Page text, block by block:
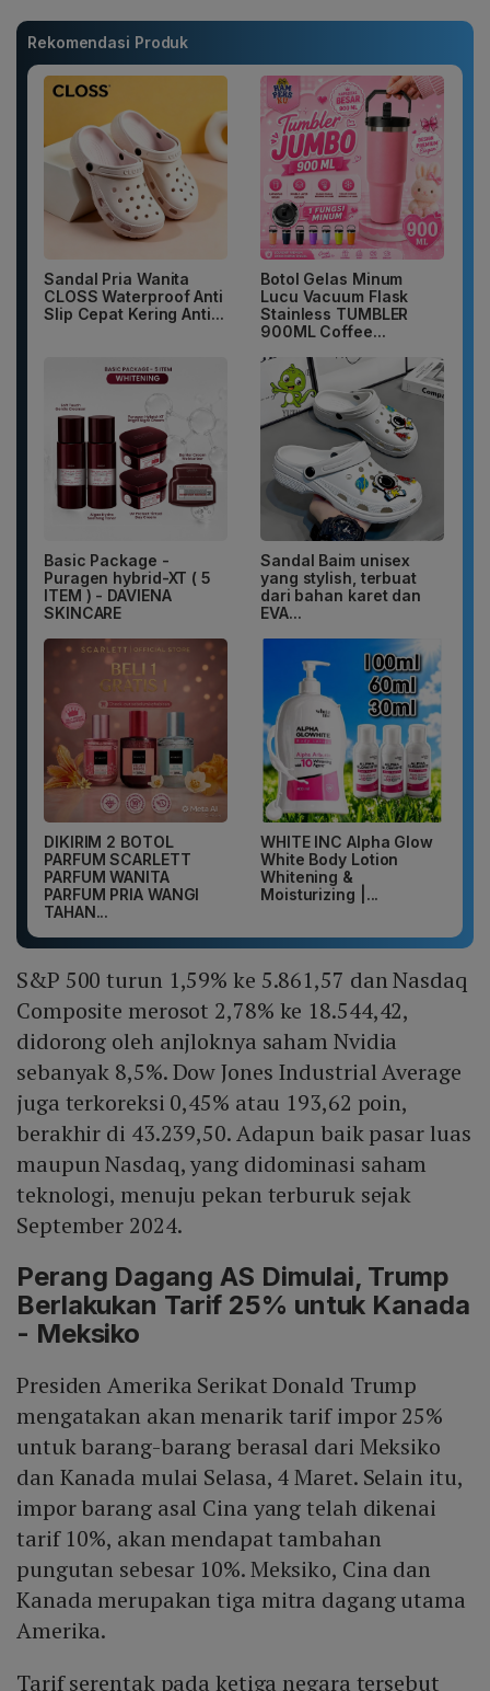
Rekomendasi Produk
Sandal Pria Wanita
CLOSS Waterproof Anti
Slip Cepat Kering Anti...
Botol Gelas Minum
Lucu Vacuum Flask
Stainless TUMBLER
900ML Coffee...
Basic Package -
Puragen hybrid-XT ( 5
ITEM ) - DAVIENA
SKINCARE
Sandal Baim unisex
yang stylish, terbuat
dari bahan karet dan
EVA...
DIKIRIM 2 BOTOL
PARFUM SCARLETT
PARFUM WANITA
PARFUM PRIA WANGI
TAHAN...
WHITE INC Alpha Glow
White Body Lotion
Whitening &
Moisturizing |...
S&P 500 turun 1,59% ke 5.861,57 dan Nasdaq
Composite merosot 2,78% ke 18.544,42,
didorong oleh anjloknya saham Nvidia
sebanyak 8,5%. Dow Jones Industrial Average
juga terkoreksi 0,45% atau 193,62 poin,
berakhir di 43.239,50. Adapun baik pasar luas
maupun Nasdaq, yang didominasi saham
teknologi, menuju pekan terburuk sejak
September 2024.
Perang Dagang AS Dimulai, Trump
Berlakukan Tarif 25% untuk Kanada
- Meksiko
Presiden Amerika Serikat Donald Trump
mengatakan akan menarik tarif impor 25%
untuk barang-barang berasal dari Meksiko
dan Kanada mulai Selasa, 4 Maret. Selain itu,
impor barang asal Cina yang telah dikenai
tarif 10%, akan mendapat tambahan
pungutan sebesar 10%. Meksiko, Cina dan
Kanada merupakan tiga mitra dagang utama
Amerika.
Tarif serentak pada ketiga negara tersebut